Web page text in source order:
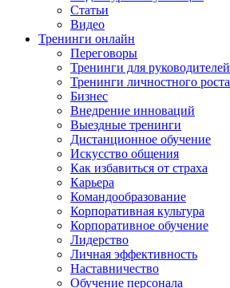
Статьи
Видео
Тренинги онлайн
Переговоры
Тренинги для руководителей
Тренинги личностного роста
Бизнес
Внедрение инноваций
Выездные тренинги
Дистанционное обучение
Искусство общения
Как избавиться от страха
Карьера
Командообразование
Корпоративная культура
Корпоративное обучение
Лидерство
Личная эффективность
Наставничество
Обучение персонала